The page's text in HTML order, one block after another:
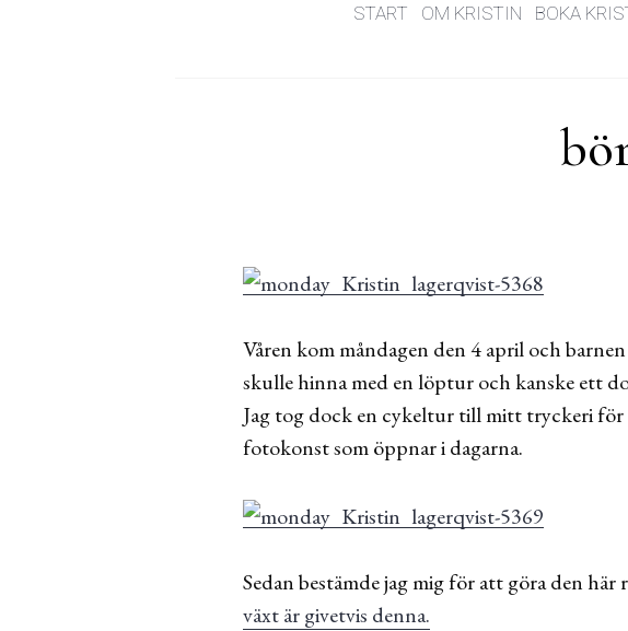
START OM KRISTIN BOKA
Våren kom måndagen den 4 april och
skulle hinna med en löptur och kanske ett
Jag tog dock en cykeltur till mitt tryckeri
fotokonst som öppnar i dagarna.
Sedan bestämde jag mig för att göra den
växt är givetvis denna.